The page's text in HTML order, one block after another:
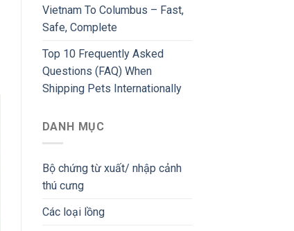
Vietnam To Columbus – Fast,
Safe, Complete
Top 10 Frequently Asked
Questions (FAQ) When
Shipping Pets Internationally
DANH MỤC
Bộ chứng từ xuất/ nhập cảnh
thú cưng
Các loại lồng